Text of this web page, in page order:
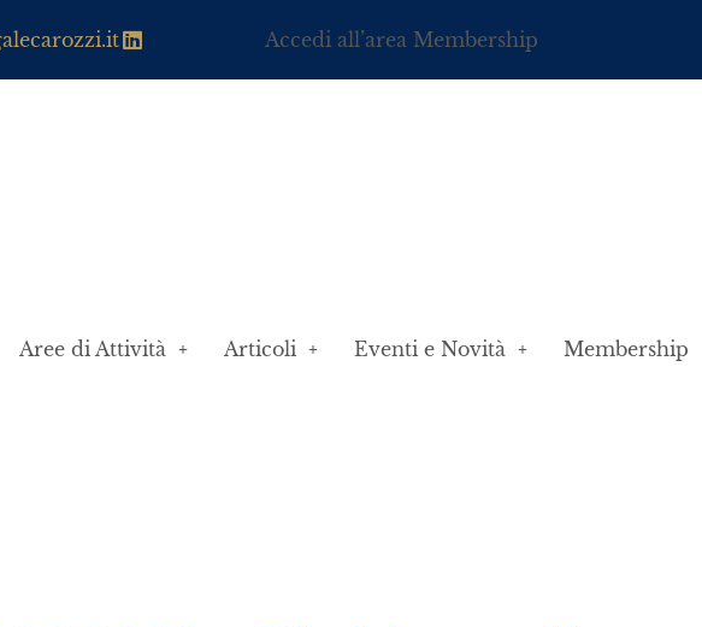
Accedi all’area Membership
Aree di Attività Articoli Eventi e Novità Membership